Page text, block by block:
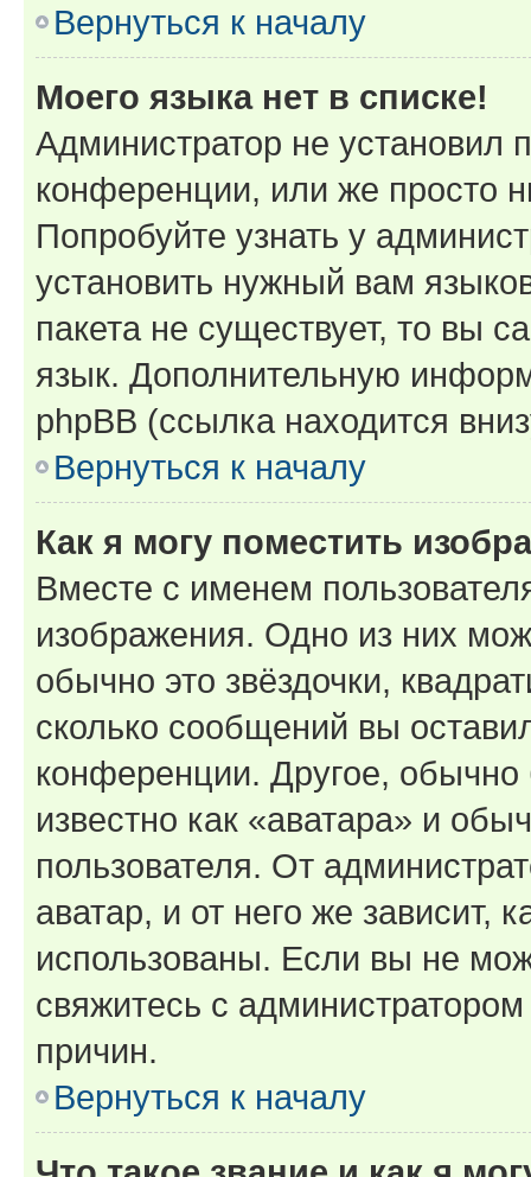
Вернуться к началу
Моего языка нет в списке!
Администратор не установил
конференции, или же просто
Попробуйте узнать у
установить нужный вам
пакета не существует, то вы
язык. Дополнительную
phpBB (ссылка находится
Вернуться к началу
Как я могу поместить
Вместе с именем
изображения. Одно из них
обычно это звёздочки,
сколько сообщений вы
конференции. Другое,
известно как «аватара» и
пользователя. От
аватар, и от него же зависит,
использованы. Если вы не
свяжитесь с
причин.
Вернуться к началу